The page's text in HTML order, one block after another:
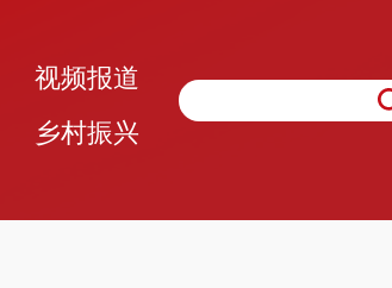
视频报道
乡村振兴